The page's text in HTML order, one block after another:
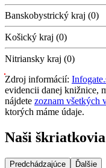
Banskobystrický kraj (0)
Košický kraj (0)
Nitriansky kraj (0)
Zdroj informácií:
evidencii danej knižnice,
nájdete zoznam všetkých
ktorých máme údaje.
Naši
Predchádzajúce Ďalšie